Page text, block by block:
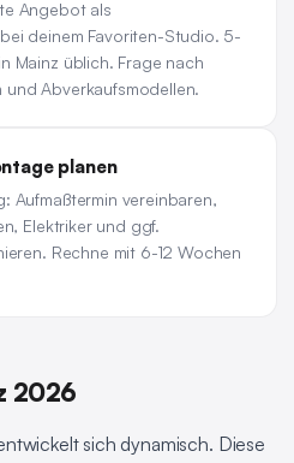
Angebot als
deinem Favoriten-Studio. 5-
Mainz üblich. Frage nach
Abverkaufsmodellen.
planen
Aufmaßtermin vereinbaren,
Elektriker und ggf.
Rechne mit 6-12 Wochen
2026
sich dynamisch. Diese